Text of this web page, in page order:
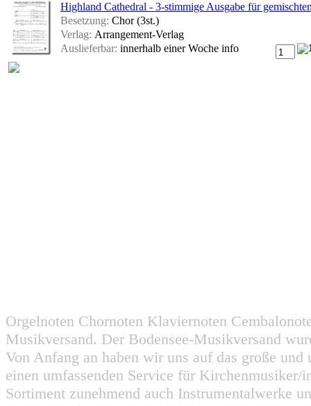
Highland Cathedral - 3-stimmige Ausgabe für
Besetzung: Chor (3st.)
Verlag: Arrangement-Verlag
Auslieferbar: innerhalb einer Woche info
Orgelnoten Chornoten Klaviernoten
Musikversand. Der Bodensee-Musikversand
Von Anfang an haben wir uns auf das große
einen umfassenden Service für
Sortiment zunehmend auch Instrumentalwerke